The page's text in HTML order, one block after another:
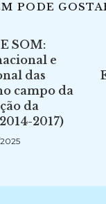
PODE
SOM:
e
das
campo da
da
2017)